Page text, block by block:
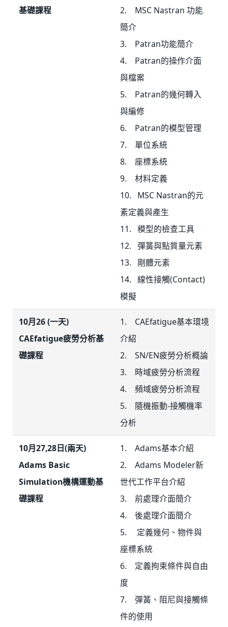
基礎課程
2. MSC Nastran 功能
簡介
3. Patran功能簡介
4. Patran的操作介面
與檔案
5. Patran的幾何轉入
與編修
6. Patran的模型管理
7. 單位系統
8. 座標系統
9. 材料定義
10. MSC Nastran的元
素定義與產生
11. 模型的檢查工具
12. 彈簧與點質量元素
13. 剛體元素
14. 線性接觸(Contact)
模擬
10月26 (一天)
CAEfatigue疲勞分析基
礎課程
1. CAEfatigue基本環境
介紹
2. SN/EN疲勞分析概論
3. 時域疲勞分析流程
4. 頻域疲勞分析流程
5. 隨機振動-接觸機率
分析
10月27,28日(兩天)
Adams Basic
Simulation機構運動基
礎課程
1. Adams基本介紹
2. Adams Modeler新
世代工作平台介紹
3. 前處理介面簡介
4. 後處理介面簡介
5. 定義幾何、物件與
座標系統
6. 定義拘束條件與自由
度
7. 彈簧、阻尼與接觸條
件的使用